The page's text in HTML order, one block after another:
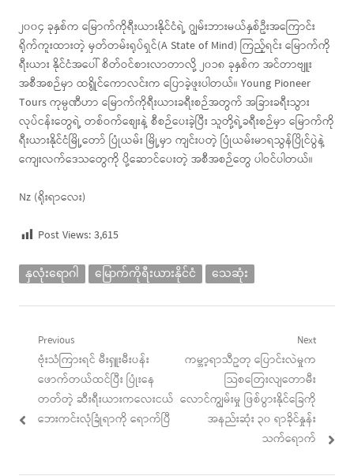
၂၀၀၄ ခုနှစ်က မြောက်ကိုရီးယားနိုင်ငံရဲ့ ဂျွမ်းဘားမယ်နှစ်ဦးအကြောင်း
ရိုက်ကူးထားတဲ့ မှတ်တမ်းရုပ်ရှင်(A State of Mind) ကြည့်ရင်း မြောက်ကို
ရီးယား နိုင်ငံအပေါ် စိတ်ဝင်စားလာတာလို့ ၂၀၁၈ ခုနှစ်က အင်တာဗျူး
အစီအစဉ်မှာ ထရွိုင်ကောလင်းက ပြောခဲ့ဖူးပါတယ်။ Young Pioneer
Tours ကုမ္ပဏီဟာ မြောက်ကိုရီးယားခရီးစဉ်အတွက် အခြားခရီးသွား
လုပ်ငန်းတွေရဲ့ တစ်ဝက်စျေးနဲ့ စီစဉ်ပေးခဲ့ပြီး သူတို့ရဲ့ခရီးစဉ်မှာ မြောက်ကို
ရီးယားနိုင်ငံမြို့တော် ပြုံယမ်း မြို့မှာ ကျင်းပတဲ့ ပြုံယမ်းမာရသွန်ပြိုင်ပွဲနဲ့
ကျေးလက်ဒေသတွေကို ပို့ဆောင်ပေးတဲ့ အစီအစဉ်တွေ ပါဝင်ပါတယ်။
Nz (ရိုးရာလေး)
Post Views:3,615
နှလုံးရောဂါ မြောက်ကိုရီးယားနိုင်ငံ သေဆုံး
Post
navigation
Previous
Previous
post:
ဗုံးသံကြားရင် မီးရှူးမီးပန်း
ဖောက်တယ်ထင်ပြီး ပြုံးနေ
တတ်တဲ့ ဆီးရီးယားကလေးငယ်
ဘေးကင်းလုံခြုံရာကို ရောက်ပြီ
Next
Next
ကမ္ဘာ့ရာသီဥတု ပြောင်းလဲမှုက
သြစတြေးလျတောမီး
လောင်ကျွမ်းမှု ဖြစ်ပွားနိုင်ခြေကို
အနည်းဆုံး ၃၀ ရာခိုင်နှုန်း
သက်ရောက်